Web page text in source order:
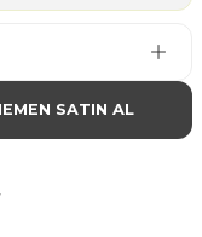
SATIN AL